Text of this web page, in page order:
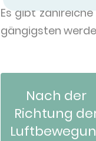
Es gibt
gängigsten
Nach der
Richtung